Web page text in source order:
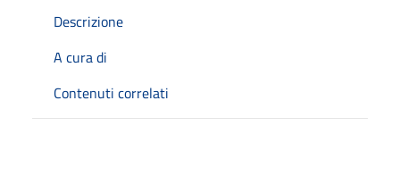
Descrizione
A cura di
Contenuti correlati